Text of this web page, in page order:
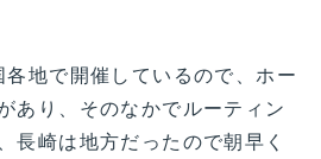
各地で開催しているので、ホー
あり、そのなかでルーティン
長崎は地方だったので朝早く